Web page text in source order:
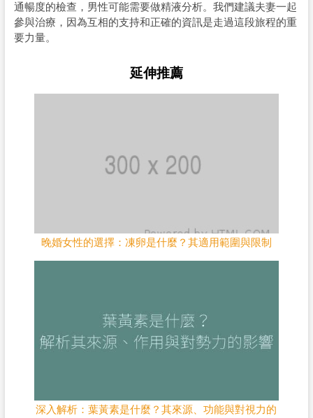
通暢度的檢查，男性可能需要做精液分析。我們建議夫妻一起
參與治療，因為互相的支持和正確的資訊是走過這段旅程的重
要力量。
延伸推薦
晚婚女性的選擇：凍卵是什麼？其適用範圍與限制
深入解析：葉黃素是什麼？其來源、功能與對視力的